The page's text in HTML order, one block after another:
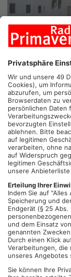
WÜRZBURG/
Primaveraland hat
Mitglieder verloren.
Todesfälle. In
Bestattungen
Austritte. Im
Katholikinnen und
Jahr zuvor.
Kinder bei der
Zahl der Mitglieder
Babenhausen und
Schöneck und
Artikel teilen